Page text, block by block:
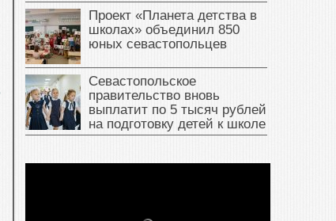
Проект «Планета детства в
школах» объединил 850
юных севастопольцев
Севастопольское
правительство вновь
выплатит по 5 тысяч рублей
на подготовку детей к школе